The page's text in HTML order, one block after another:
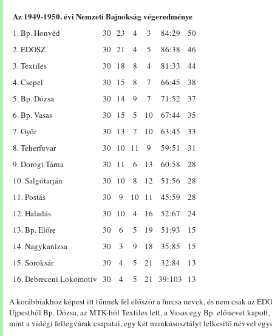
Az 1949-1950. évi Nemzeti Bajnokság végeredménye
1. Bp. Honvéd 30 23 4 3 84:29
50
2. ÉDOSZ
30 21 4 5 86:38
46
3. Textiles
30 18 8 4 81:33
44
4. Csepel
30 15 8 7 66:45
38
5. Bp. Dózsa
30 14 9 7 71:52
37
6. Bp. Vasas
30 15 5 10 67:44
35
7. Győr
30 13 7 10 63:45
33
8. Teherfuvar
30 10 11 9 59:51
31
9. Dorogi Tárna
30 11 6 13 60:58
28
10. Salgótarján
30 10 8 12 51:56
28
11. Postás
30 9 10 11 45:59
28
12. Haladás
30 10 4 16 52:67
24
13. Bp. Előre
30 6 5 19 51:93
15
14. Nagykanizsa
30 3 9 18 35:85
15
15. Soroksár
30 4 5 21 32:84
13
16. Debreceni Lokomotív 30 4 5 21 39:103 13
A korábbiakhoz képest itt tűnnek fel először a furcsa nevek, és nem csak az
Újpestből Bp. Dózsa, az MTK-ból Textiles lett, a Vasas egy Bp. előnevet
mint a vidégi fellegvárak csapatai, egy két munkásosztályt lelkesítő névvel